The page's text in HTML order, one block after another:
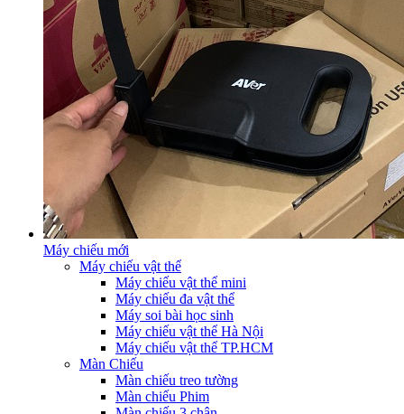
Máy chiếu mới
Máy chiếu vật thể
Máy chiếu vật thể mini
Máy chiếu đa vật thể
Máy soi bài học sinh
Máy chiếu vật thể Hà Nội
Máy chiếu vật thể TP.HCM
Màn Chiếu
Màn chiếu treo tường
Màn chiếu Phim